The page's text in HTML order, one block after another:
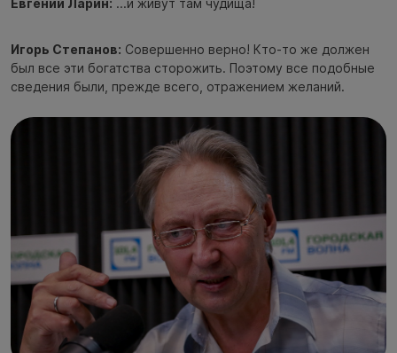
Евгений Ларин: ...и живут там чудища!
Игорь Степанов: Совершенно верно! Кто-то же должен
был все эти богатства сторожить. Поэтому все подобные
сведения были, прежде всего, отражением желаний.